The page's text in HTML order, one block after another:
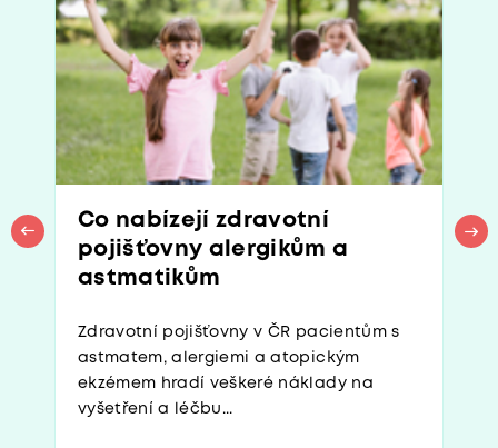
Co nabízejí zdravotní
pojišťovny alergikům a
astmatikům
Zdravotní pojišťovny v ČR pacientům s
astmatem, alergiemi a atopickým
ekzémem hradí veškeré náklady na
vyšetření a léčbu...